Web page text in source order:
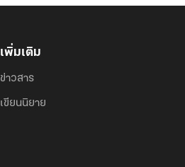
เพิ่มเติม
ข่าวสาร
เขียนนิยาย